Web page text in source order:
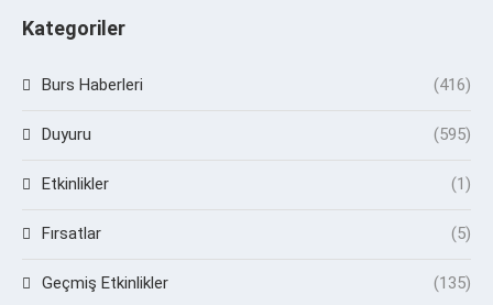
Kategoriler
Burs Haberleri (416)
Duyuru (595)
Etkinlikler (1)
Fırsatlar (5)
Geçmiş Etkinlikler (135)